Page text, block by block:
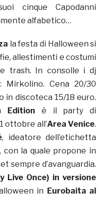
cinque Capodanni
alfabetico…
la festa di Halloween si
allestimenti e costumi
trash. In consolle i dj
Mirkolino. Cena 20/30
in discoteca 15/18 euro.
Edition è il party di
ottobre all’Area Venice.
, ideatore dell’etichetta
la quale propone in
sempre d’avanguardia.
Live Once) in versione
in Eurobaita al